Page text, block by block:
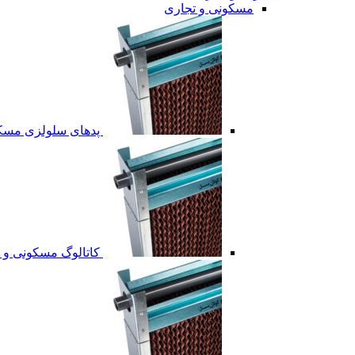
مسکونی و تجاری
پدهای سلولزی
کاتالوگ مسکونی و